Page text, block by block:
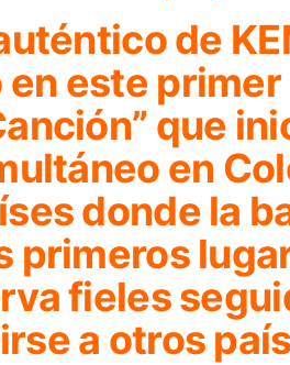
de
este primer
que
en
donde la
primeros
fieles
a otros